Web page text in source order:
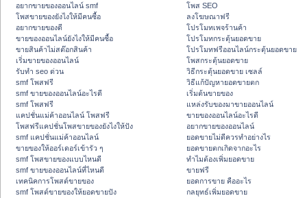
อยากขายของออนไลน์ smf
โพสขายของยังไงให้มีคนซื้อ
อยากขายของดี
ขายของออนไลน์ยังไงให้มีคนซื้อ
ขายสินค้าไม่สต๊อกสินค้า
เริ่มขายของออนไลน์
รับทำ seo ด่วน
smf โพสฟรี
smf ขายของออนไลน์อะไรดี
smf โพสฟรี
แคปชั่นแม่ค้าออนไลน์ โพสฟรี
โพสฟรีแคปชั่นโพสขายของยังไงให้ปัง
smf แคปชั่นแม่ค้าออนไลน์
ขายของให้ออร์เดอร์เข้ารัว ๆ
smf โพสขายของแบบไหนดี
smf ขายของออนไลน์ที่ไหนดี
เทคนิคการโพสต์ขายของ
smf โพสต์ขายของให้ยอดขายปัง
โพส SEO
ลงโฆษณาฟรี
โปรโมทเพจร้านค้า
โปรโมทกระตุ้นยอดขาย
โปรโมทฟรีออนไลน์กระตุ้นยอดขาย
โพสกระตุ้นยอดขาย
วิธีกระตุ้นยอดขาย เซลล์
วิธีแก้ปัญหายอดขายตก
เริ่มต้นขายของ
แหล่งรับของมาขายออนไลน์
ขายของออนไลน์อะไรดี
อยากขายของออนไลน์
ยอดขายไม่ดีควรทำอย่างไร
ยอดขายตกเกิดจากอะไร
ทำไมต้องเพิ่มยอดขาย
ขายฟรี
ยอดการขาย คืออะไร
กลยุทธ์เพิ่มยอดขาย